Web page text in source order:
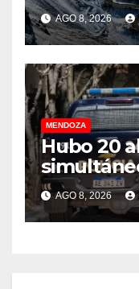
AGO 8, 2026
MENDOZA
Hubo 20
frontera
Godoy
AGO 8, 2026